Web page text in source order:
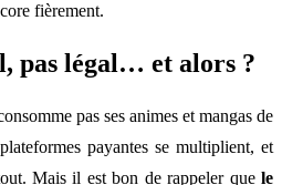
fièrement.
pas légal… et alors ?
pas ses animes et mangas de
payantes se multiplient, et
Mais il est bon de rappeler que le